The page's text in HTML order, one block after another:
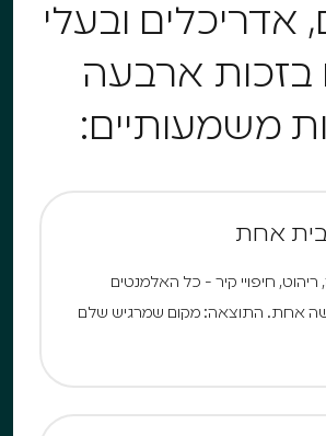
אדריכלים ובעלי
בזכות ארבעה
משמעותיים:
אחת
חיפויי קיר - כל האלמנטים
אחת. התוצאה: מקום שמרגיש שלם